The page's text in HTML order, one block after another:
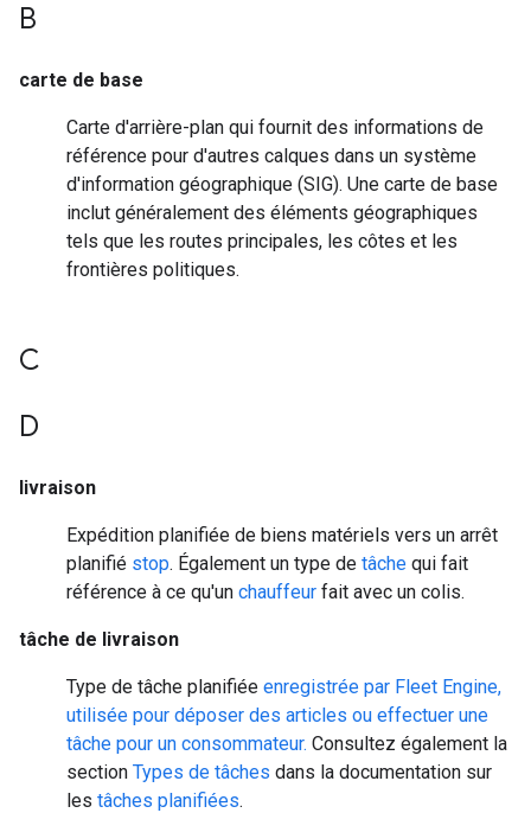
B
carte de base
Carte d'arrière-plan qui fournit des informations de
référence pour d'autres calques dans un système
d'information géographique (SIG). Une carte de base
inclut généralement des éléments géographiques
tels que les routes principales, les côtes et les
frontières politiques.
C
D
livraison
Expédition planifiée de biens matériels vers un arrêt
planifié stop. Également un type de tâche qui fait
référence à ce qu'un chauffeur fait avec un colis.
tâche de livraison
Type de tâche planifiée enregistrée par Fleet Engine,
utilisée pour déposer des articles ou effectuer une
tâche pour un consommateur. Consultez également la
section Types de tâches dans la documentation sur
les tâches planifiées.